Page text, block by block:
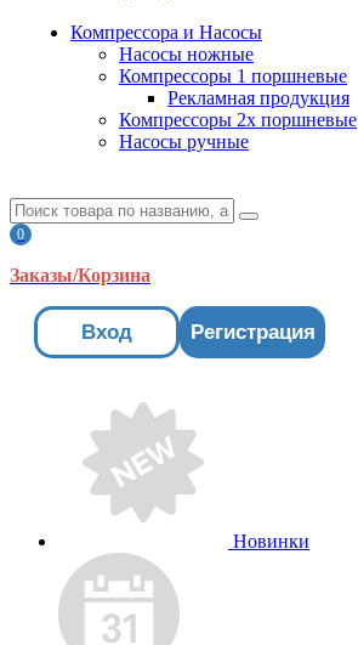
Компрессора и Насосы
Насосы ножные
Компрессоры 1 поршневые
Рекламная продукция
Компрессоры 2х поршневые
Насосы ручные
0
Заказы/Корзина
Вход Регистрация
Новинки